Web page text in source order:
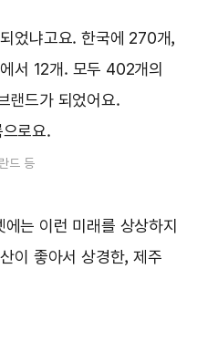
었냐고요. 한국에 270개,
서 12개. 모두 402개의
랜드가 되었어요.
로요.
드 등
는 이런 미래를 상상하지
이 좋아서 상경한, 제주